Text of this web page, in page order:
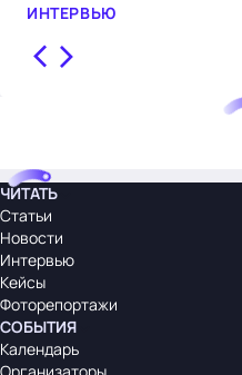
ИНТЕРВЬЮ
ЧИТАТЬ
Статьи
Новости
Интервью
Кейсы
Фоторепортажи
СОБЫТИЯ
Календарь